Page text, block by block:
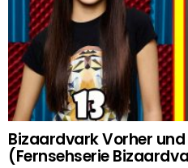
Bizaardvark Vorher
(Fernsehserie